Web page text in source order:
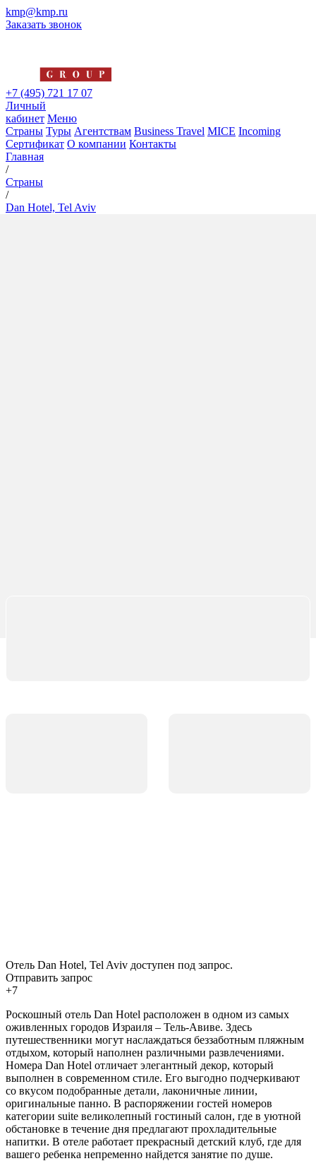
kmp@kmp.ru
Заказать звонок
+7 (495) 721 17 07
Личный
кабинет Меню
Страны Туры Агентствам Business Travel MICE Incoming
Сертификат О компании Контакты
Главная
/
Страны
/
Dan Hotel, Tel Aviv
Отель Dan Hotel, Tel Aviv доступен под запрос.
Отправить запрос
+7
Роскошный отель Dan Hotel расположен в одном из самых
оживленных городов Израиля – Тель-Авиве. Здесь
путешественники могут наслаждаться беззаботным пляжным
отдыхом, который наполнен различными развлечениями.
Номера Dan Hotel отличает элегантный декор, который
выполнен в современном стиле. Его выгодно подчеркивают
со вкусом подобранные детали, лаконичные линии,
оригинальные панно. В распоряжении гостей номеров
категории suite великолепный гостиный салон, где в уютной
обстановке в течение дня предлагают прохладительные
напитки. В отеле работает прекрасный детский клуб, где для
вашего ребенка непременно найдется занятие по душе.